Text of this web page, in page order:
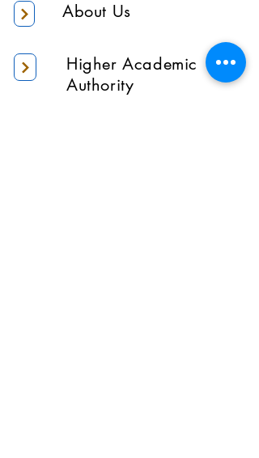
About Us
Higher Academic
Authority